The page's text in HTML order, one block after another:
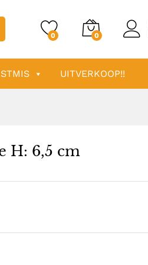
0 0
UITVERKOOP!!
H: 6,5 cm